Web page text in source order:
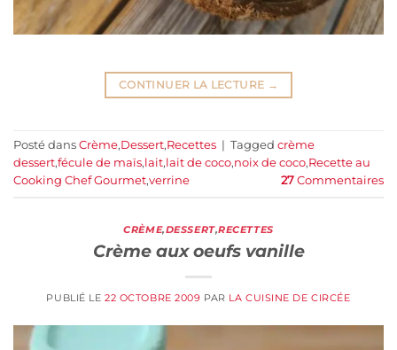
CONTINUER LA LECTURE →
Posté dans Crème,Dessert,Recettes | Tagged crème
dessert,fécule de maïs,lait,lait de coco,noix de coco,Recette au
Cooking Chef Gourmet,verrine 27 Commentaires
CRÈME,DESSERT,RECETTES
Crème aux oeufs vanille
PUBLIÉ LE22 OCTOBRE 2009 PAR LA CUISINE DE CIRCÉE